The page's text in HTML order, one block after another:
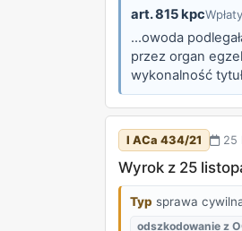
art. 815 kpc
...owoda
przez organ
wykonalność
wykonawczego.
I ACa 434/21 25
Wyrok z 25
Typ sprawa
odszkodowanie z